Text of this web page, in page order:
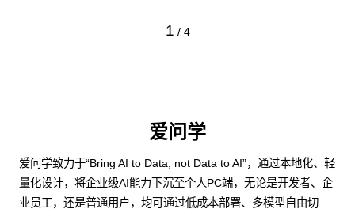
1 / 4
爱问学
爱问学致力于“Bring AI to Data, not Data to AI”，通过本地化、轻
量化设计，将企业级AI能力下沉至个人PC端，无论是开发者、企
业员工，还是普通用户，均可通过低成本部署、多模型自由切